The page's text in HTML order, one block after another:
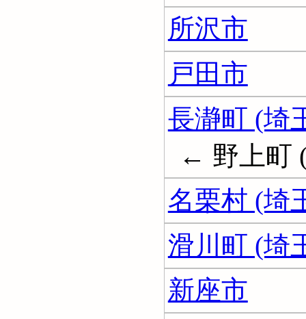
所沢市
戸田市
長瀞町 (埼
← 野上町
名栗村 (埼
滑川町 (埼
新座市